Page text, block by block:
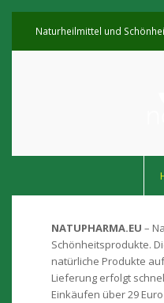
Naturheilmittel und
NATUPHARMA.EU –
Schönheitsprodukte.
natürliche Produkte
Lieferung erfolgt
Einkäufen über 29